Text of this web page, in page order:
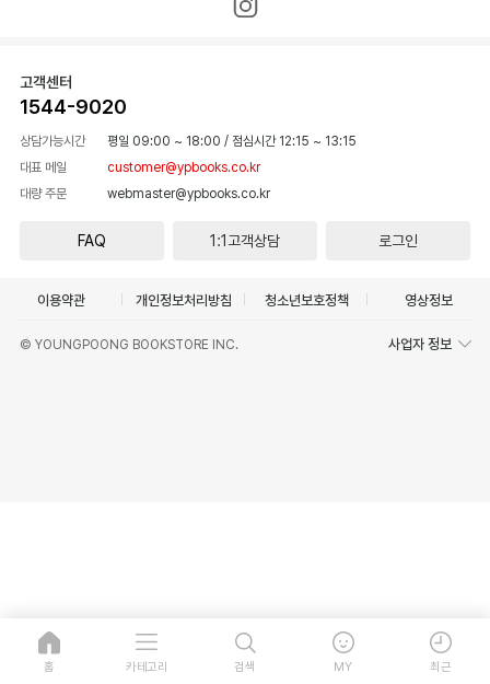
고객센터
1544-9020
상담가능시간 평일 09:00 ~ 18:00 / 점심시간 12:15 ~ 13:15
대표 메일
customer@ypbooks.co.kr
대량 주문
webmaster@ypbooks.co.kr
FAQ 1:1고객상담 로그인
이용약관 개인정보처리방침 청소년보호정책 영상정보
© YOUNGPOONG BOOKSTORE INC. 사업자 정보
홈 카테고리 검색 MY 최근